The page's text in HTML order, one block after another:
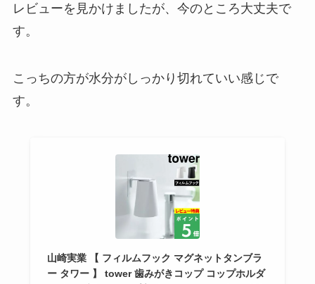
レビューを見かけましたが、今のところ大丈夫で
す。
こっちの方が水分がしっかり切れていい感じで
す。
山崎実業 【 フィルムフック マグネットタンブラ
ー タワー 】 tower 歯みがきコップ コップホルダ